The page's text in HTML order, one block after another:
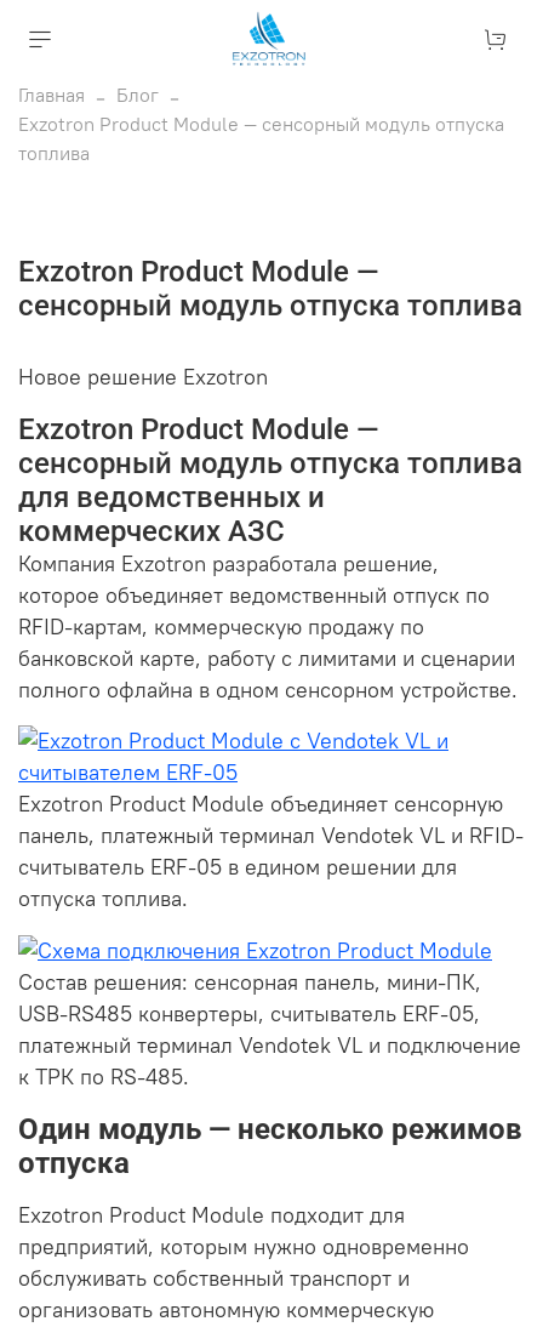
Главная
Блог
Exzotron Product Module — сенсорный модуль отпуска
топлива
Exzotron Product Module —
сенсорный модуль отпуска топлива
Новое решение Exzotron
Exzotron Product Module —
сенсорный модуль отпуска топлива
для ведомственных и
коммерческих АЗС
Компания Exzotron разработала решение,
которое объединяет ведомственный отпуск по
RFID-картам, коммерческую продажу по
банковской карте, работу с лимитами и сценарии
полного офлайна в одном сенсорном устройстве.
Exzotron Product Module объединяет сенсорную
панель, платежный терминал Vendotek VL и RFID-
считыватель ERF-05 в едином решении для
отпуска топлива.
Состав решения: сенсорная панель, мини-ПК,
USB-RS485 конвертеры, считыватель ERF-05,
платежный терминал Vendotek VL и подключение
к ТРК по RS-485.
Один модуль — несколько режимов
отпуска
Exzotron Product Module подходит для
предприятий, которым нужно одновременно
обслуживать собственный транспорт и
организовать автономную коммерческую